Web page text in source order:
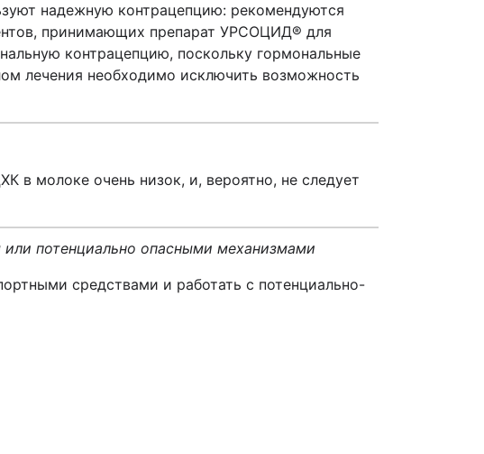
надежную контрацепцию: рекомендуются
принимающих препарат УРСОЦИД® для
контрацепцию, поскольку гормональные
лечения необходимо исключить возможность
в молоке очень низок, и, вероятно, не следует
или потенциально опасными механизмами
средствами и работать с потенциально-